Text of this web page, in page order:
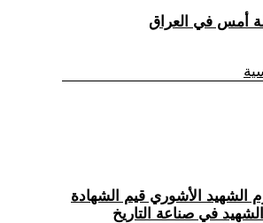
الشهيد الأشوري قيم الشهادة
في صناعة التاريخ